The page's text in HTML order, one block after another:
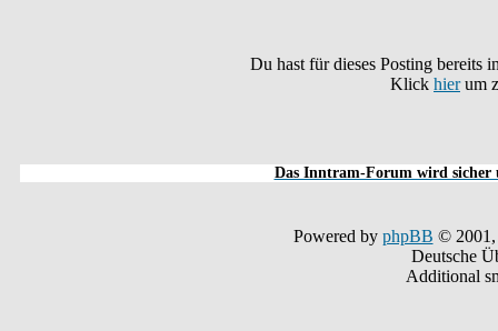
Du hast für dieses Posting bereits
Klick hierum
Das Inntram-Forum wird sicher
Powered by phpBB © 2001,
Deutsche
Additional